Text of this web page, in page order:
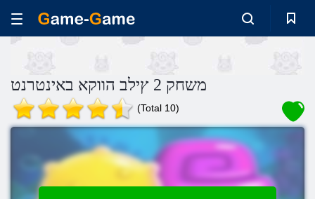
משחק 2 ץילב הווקא באינטרנט
(Total 10)